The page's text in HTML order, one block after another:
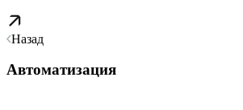
Назад
Автоматизация